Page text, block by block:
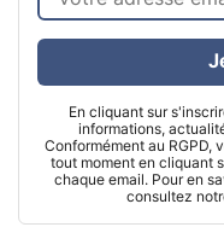
En cliquant sur
informations,
Conformément au RGPD,
tout moment en cliquant
chaque email. Pour en
consultez